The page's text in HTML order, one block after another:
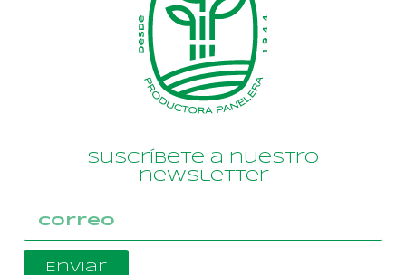
Suscríbete a nuestro
newsletter
Enviar